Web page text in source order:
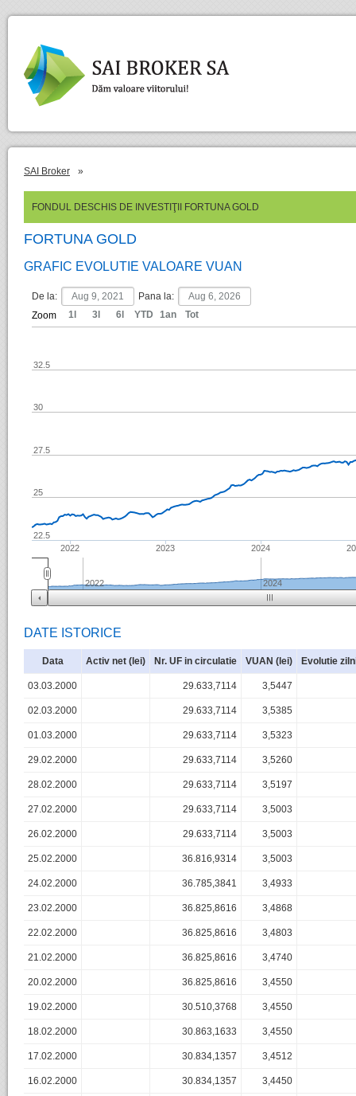
SAI Broker »
FONDUL DESCHIS DE INVESTIŢII FORTUNA GOLD
FORTUNA GOLD
GRAFIC EVOLUTIE VALOARE VUAN
De la:
Pana la:
Zoom
2022 2023 2024
22.5
25
27.5
30
32.5
2022 2024
1l 3l 6l YTD 1an Tot
DATE ISTORICE
Data Activ net (lei) Nr. UF in circulatie VUAN (lei) Evolutie
03.03.2000 29.633,7114 3,5447
02.03.2000 29.633,7114 3,5385
01.03.2000 29.633,7114 3,5323
29.02.2000 29.633,7114 3,5260
28.02.2000 29.633,7114 3,5197
27.02.2000 29.633,7114 3,5003
26.02.2000 29.633,7114 3,5003
25.02.2000 36.816,9314 3,5003
24.02.2000 36.785,3841 3,4933
23.02.2000 36.825,8616 3,4868
22.02.2000 36.825,8616 3,4803
21.02.2000 36.825,8616 3,4740
20.02.2000 36.825,8616 3,4550
19.02.2000 30.510,3768 3,4550
18.02.2000 30.863,1633 3,4550
17.02.2000 30.834,1357 3,4512
16.02.2000 30.834,1357 3,4450